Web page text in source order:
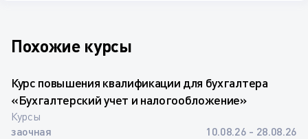
Похожие курсы
Курс повышения квалификации для бухгалтера
«Бухгалтерский учет и налогообложение»
Курсы
заочная 10.08.26 - 28.08.26